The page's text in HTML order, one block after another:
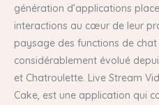
génération d’applications
interactions au cœur de leur
paysage des functions de
considérablement évolué
et Chatroulette. Live Stream
Cake, est une application qui